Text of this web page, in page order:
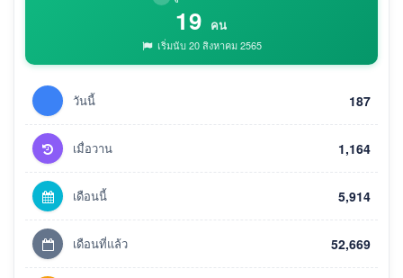
19 คน
เริ่มนับ 20 สิงหาคม 2565
วันนี้ 187
เมื่อวาน 1,164
เดือนนี้ 5,914
เดือนที่แล้ว 52,669